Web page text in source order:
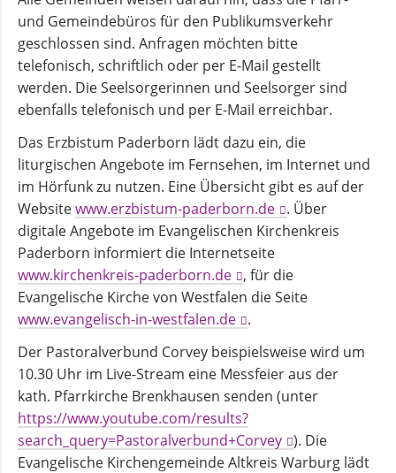
Kreise
Kirchenmusik
Kinder-
und
Jugendarbeit
Evangelisches
Forum
BERATUNG
&
HILFE
Schuldnerberatung
und Gemeindebüros für den Publikumsverkehr
geschlossen sind. Anfragen möchten bitte
telefonisch, schriftlich oder per E-Mail gestellt
werden. Die Seelsorgerinnen und Seelsorger sind
ebenfalls telefonisch und per E-Mail erreichbar.
Das Erzbistum Paderborn lädt dazu ein, die
liturgischen Angebote im Fernsehen, im Internet und
im Hörfunk zu nutzen. Eine Übersicht gibt es auf der
Websitewww.erzbistum-paderborn.de
. Über
digitale Angebote im Evangelischen Kirchenkreis
Paderborn informiert die Internetseite
www.kirchenkreis-paderborn.de
, für die
Evangelische Kirche von Westfalen die Seite
www.evangelisch-in-westfalen.de
.
Der Pastoralverbund Corvey beispielsweise wird um
10.30 Uhr im Live-Stream eine Messfeier aus der
kath. Pfarrkirche Brenkhausen senden (unter
https://www.youtube.com/results?
search_query=Pastoralverbund+Corvey ). Die
Evangelische Kirchengemeinde Altkreis Warburg lädt